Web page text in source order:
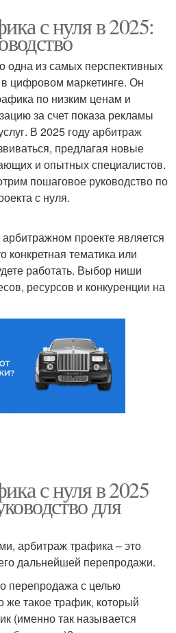
с нуля в 2025:
из самых перспективных
цифровом маркетинге. Он
по низким ценам и
за счет показа рекламы
В 2025 году арбитраж
предлагая новые
и опытных специалистов.
пошаговое руководство по
с нуля.
проекте является
тематика или
работать. Выбор ниши
ресурсов и конкуренции на
с нуля в 2025
для
арбитраж трафика – это
дальнейшей перепродажи.
перепродажа с целью
же такое трафик, который
(именно так называется